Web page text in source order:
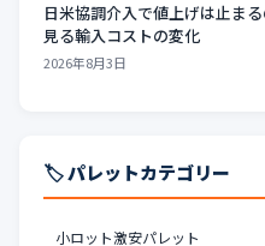
日米協調介入で値上げは止ま
見る輸入コストの変化
2026年8月3日
🏷️ パレットカテゴリー
小ロット激安パレット